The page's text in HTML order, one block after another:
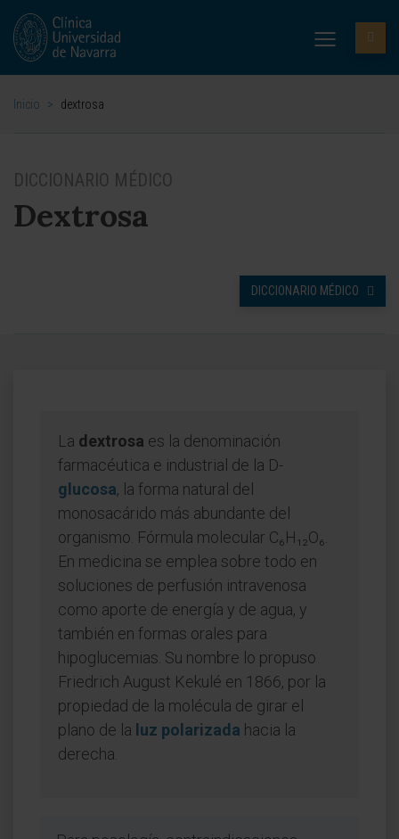
Inicio > dextrosa
DICCIONARIO MÉDICO
Dextrosa
DICCIONARIO MÉDICO
La dextrosa es la denominación
farmacéutica e industrial de la D-
glucosa, la forma natural del
monosacárido más abundante del
organismo. Fórmula molecular C₆H₁₂O₆.
En medicina se emplea sobre todo en
soluciones de perfusión intravenosa
como aporte de energía y de agua, y
también en formas orales para
hipoglucemias. Su nombre lo propuso
Friedrich August Kekulé en 1866, por la
propiedad de la molécula de girar el
plano de la luz polarizada hacia la
derecha.